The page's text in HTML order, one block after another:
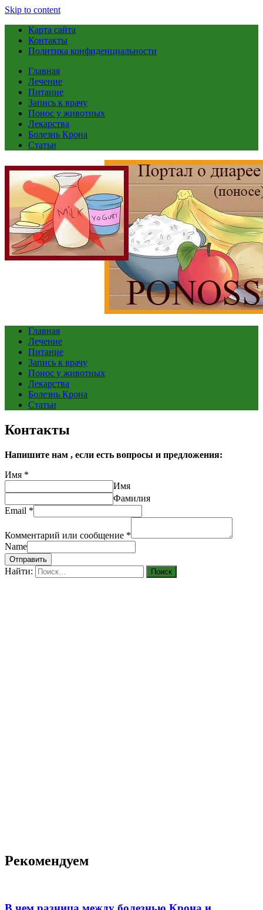
Skip to content
Карта сайта
Контакты
Политика конфиденциальности
Главная
Лечение
Питание
Запись к врачу
Понос у животных
Лекарства
Болезнь Крона
Статьи
Главная
Лечение
Питание
Запись к врачу
Понос у животных
Лекарства
Болезнь Крона
Статьи
Контакты
Напишите нам , если есть вопросы и предложения:
Имя *
Имя
Фамилия
Email *
Комментарий или сообщение *
Name
Отправить
Найти:
Рекомендуем